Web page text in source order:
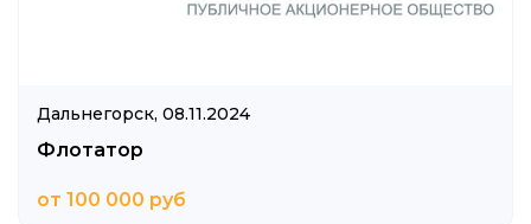
Дальнегорск, 08.11.2024
Флотатор
от 100 000 руб